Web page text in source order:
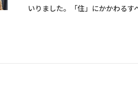
いりました。「住」にかかわるす